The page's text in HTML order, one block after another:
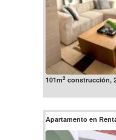
101m2construcción,
Apartamento en